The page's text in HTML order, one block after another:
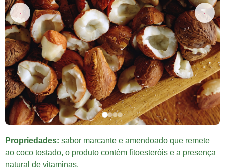
Propriedades: sabor marcante e amendoado que remete
ao coco tostado, o produto contém fitoesteróis e a presença
natural de vitaminas.